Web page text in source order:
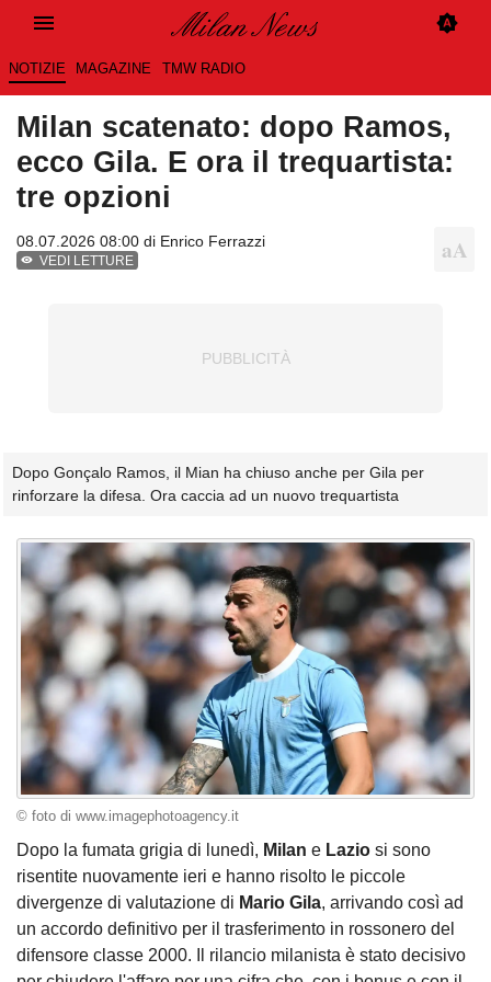
NOTIZIE MAGAZINE TMW RADIO
Milan scatenato: dopo Ramos,
ecco Gila. E ora il trequartista:
tre opzioni
08.07.2026 08:00 di Enrico Ferrazzi
VEDI LETTURE
Dopo Gonçalo Ramos, il Mian ha chiuso anche per Gila per
rinforzare la difesa. Ora caccia ad un nuovo trequartista
© foto di www.imagephotoagency.it
Dopo la fumata grigia di lunedì, Milan e Lazio si sono
risentite nuovamente ieri e hanno risolto le piccole
divergenze di valutazione di Mario Gila, arrivando così ad
un accordo definitivo per il trasferimento in rossonero del
difensore classe 2000. Il rilancio milanista è stato decisivo